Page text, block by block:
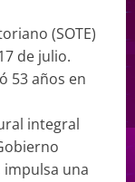
(SOTE)
de julio.
53 años en
integral
impulsa una